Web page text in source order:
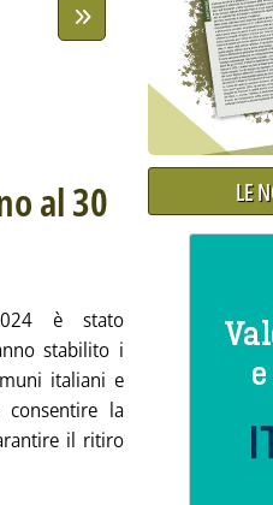
al 30
è stato
stabilito i
italiani e
consentire la
il ritiro
LE